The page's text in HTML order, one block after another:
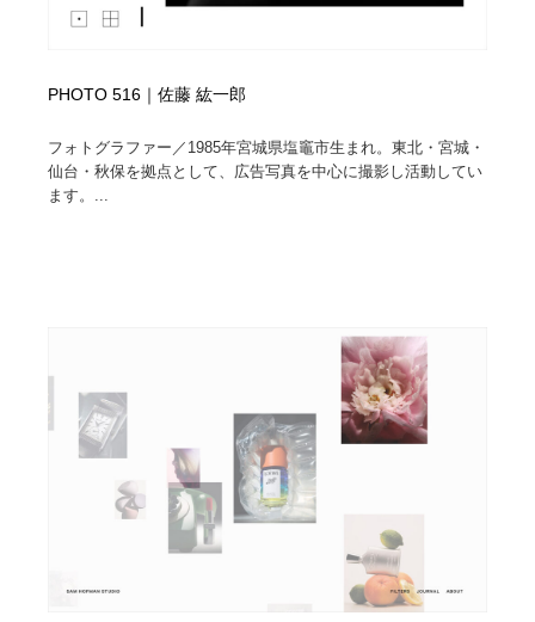
PHOTO 516｜佐藤 紘一郎
フォトグラファー／1985年宮城県塩竈市生まれ。東北・宮城・
仙台・秋保を拠点として、広告写真を中心に撮影し活動してい
ます。...